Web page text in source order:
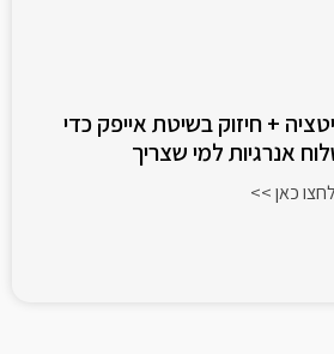
1 – מדיטציה + חיזוק בשיטת אייפק כדי
אנרגיות למי שצריך
כאן >>